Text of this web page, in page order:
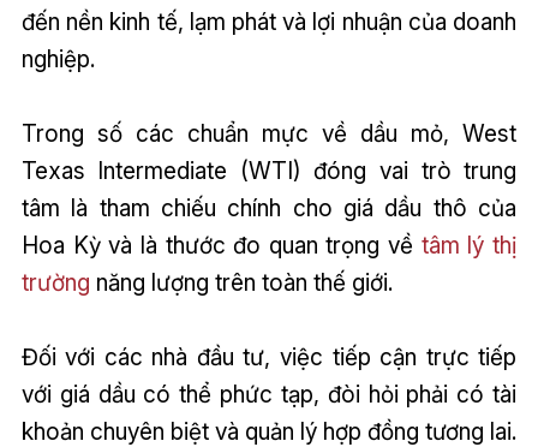
đến nền kinh tế, lạm phát và lợi nhuận của doanh
nghiệp.
Trong số các chuẩn mực về dầu mỏ, West
Texas Intermediate (WTI) đóng vai trò trung
tâm là tham chiếu chính cho giá dầu thô của
Hoa Kỳ và là thước đo quan trọng về tâm lý thị
trường năng lượng trên toàn thế giới.
Đối với các nhà đầu tư, việc tiếp cận trực tiếp
với giá dầu có thể phức tạp, đòi hỏi phải có tài
khoản chuyên biệt và quản lý hợp đồng tương lai.